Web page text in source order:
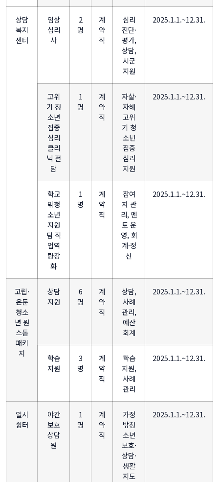
상담
복지
센터
임상
심리
사
2
명
계
약
직
심리
진단·
평가,
상담,
시군
지원
2025.1.1.~12.31.
고위
기 청
소년
집중
심리
클리
닉 전
담
1
명
계
약
직
자살·
자해
고위
기 청
소년
집중
심리
지원
2025.1.1.~12.31.
학교
밖청
소년
지원
팀 직
업역
량강
화
1
명
계
약
직
참여
자 관
리, 멘
토 운
영, 회
계·정
산
2025.1.1.~12.31.
고립·
은둔
청소
년 원
스톱
패키
지
상담
지원
6
명
계
약
직
상담,
사례
관리,
예산
회계
2025.1.1.~12.31.
학습
지원
3
명
계
약
직
학습
지원,
사례
관리
2025.1.1.~12.31.
일시
쉼터
야간
보호
상담
원
1
명
계
약
직
가정
밖청
소년
보호·
상담·
생활
지도
2025.1.1.~12.31.